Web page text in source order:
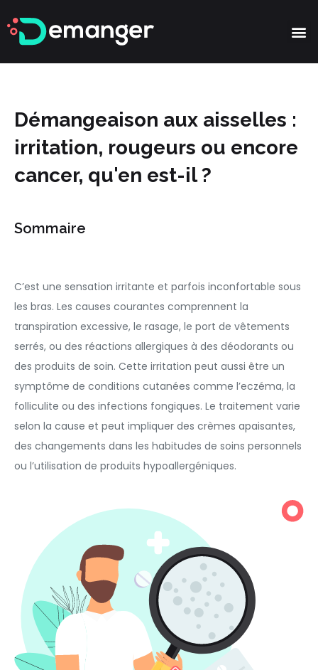
Démangeaison aux aisselles :
irritation, rougeurs ou encore
cancer, qu'en est-il ?
Sommaire
C’est une sensation irritante et parfois inconfortable sous
les bras. Les causes courantes comprennent la
transpiration excessive, le rasage, le port de vêtements
serrés, ou des réactions allergiques à des déodorants ou
des produits de soin. Cette irritation peut aussi être un
symptôme de conditions cutanées comme l’eczéma, la
folliculite ou des infections fongiques. Le traitement varie
selon la cause et peut impliquer des crèmes apaisantes,
des changements dans les habitudes de soins personnels
ou l’utilisation de produits hypoallergéniques.